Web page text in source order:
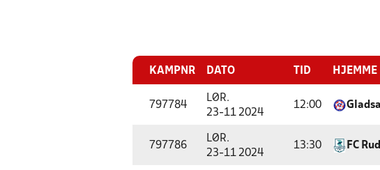
KAMPNR DATO TID HJEMME
797784
LØR.
23-11 2024
12:00
797786
LØR.
23-11 2024
13:30 FC